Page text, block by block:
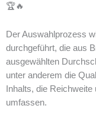
🏆🔥
Der Auswahlprozess
durchgeführt, die aus
ausgewählten
unter anderem die
Inhalts, die
umfassen.